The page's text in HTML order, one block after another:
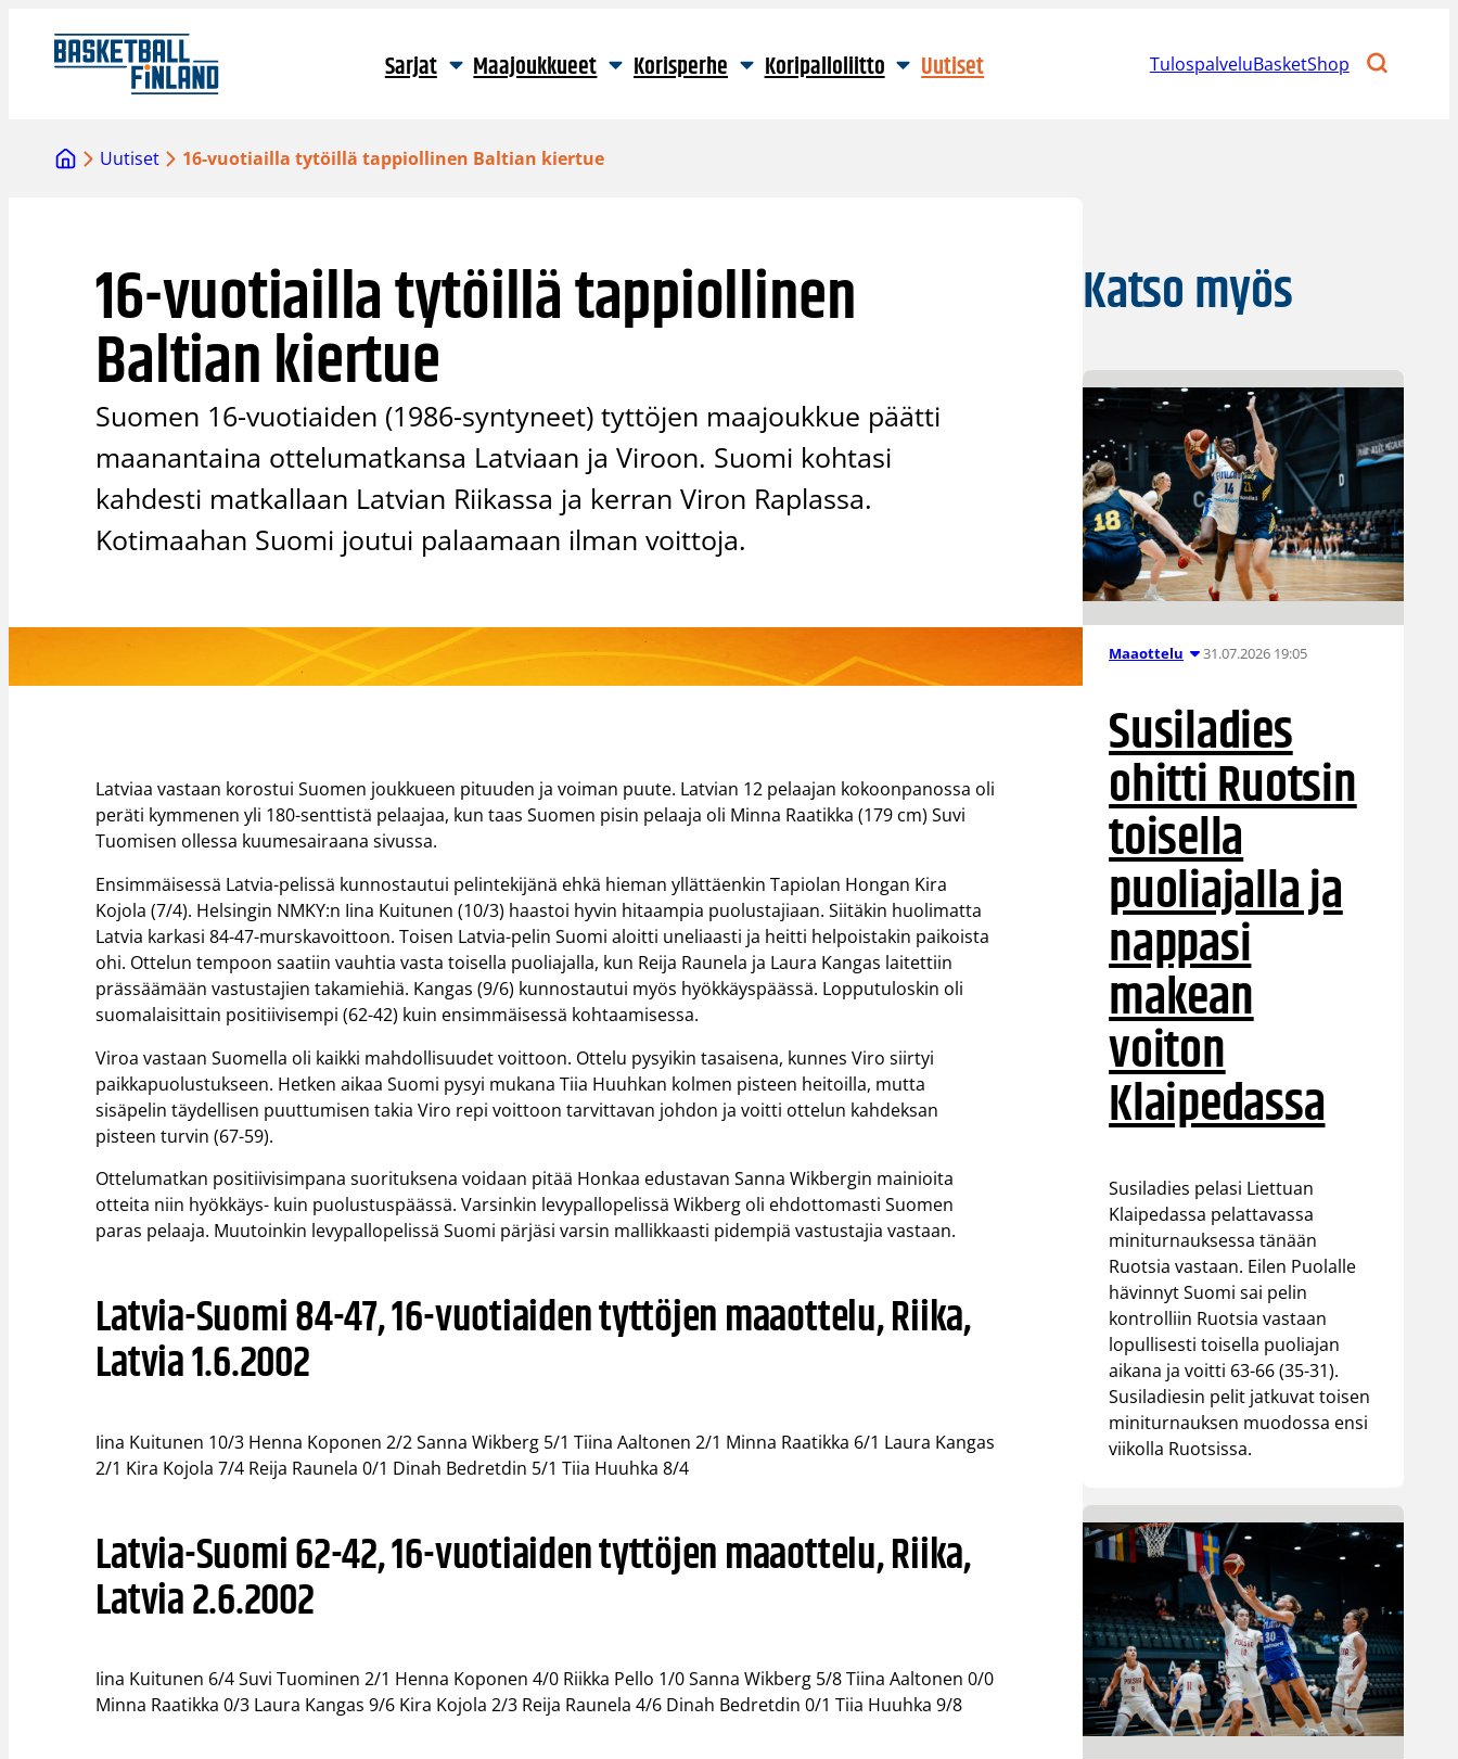
sisältöön
Sarjat Maajoukkueet Korisperhe Koripalloliitto Uutiset TulospalveluBasketShop
Uutiset 16-vuotiailla tytöillä tappiollinen Baltian kiertue
16-vuotiailla tytöillä tappiollinen
Baltian kiertue
Suomen 16-vuotiaiden (1986-syntyneet) tyttöjen maajoukkue päätti
maanantaina ottelumatkansa Latviaan ja Viroon. Suomi kohtasi
kahdesti matkallaan Latvian Riikassa ja kerran Viron Raplassa.
Kotimaahan Suomi joutui palaamaan ilman voittoja.
Latviaa vastaan korostui Suomen joukkueen pituuden ja voiman puute. Latvian 12 pelaajan kokoonpanossa oli
peräti kymmenen yli 180-senttistä pelaajaa, kun taas Suomen pisin pelaaja oli Minna Raatikka (179 cm) Suvi
Tuomisen ollessa kuumesairaana sivussa.
Ensimmäisessä Latvia-pelissä kunnostautui pelintekijänä ehkä hieman yllättäenkin Tapiolan Hongan Kira
Kojola (7/4). Helsingin NMKY:n Iina Kuitunen (10/3) haastoi hyvin hitaampia puolustajiaan. Siitäkin huolimatta
Latvia karkasi 84-47-murskavoittoon. Toisen Latvia-pelin Suomi aloitti uneliaasti ja heitti helpoistakin paikoista
ohi. Ottelun tempoon saatiin vauhtia vasta toisella puoliajalla, kun Reija Raunela ja Laura Kangas laitettiin
prässäämään vastustajien takamiehiä. Kangas (9/6) kunnostautui myös hyökkäyspäässä. Lopputuloskin oli
suomalaisittain positiivisempi (62-42) kuin ensimmäisessä kohtaamisessa.
Viroa vastaan Suomella oli kaikki mahdollisuudet voittoon. Ottelu pysyikin tasaisena, kunnes Viro siirtyi
paikkapuolustukseen. Hetken aikaa Suomi pysyi mukana Tiia Huuhkan kolmen pisteen heitoilla, mutta
sisäpelin täydellisen puuttumisen takia Viro repi voittoon tarvittavan johdon ja voitti ottelun kahdeksan
pisteen turvin (67-59).
Ottelumatkan positiivisimpana suorituksena voidaan pitää Honkaa edustavan Sanna Wikbergin mainioita
otteita niin hyökkäys- kuin puolustuspäässä. Varsinkin levypallopelissä Wikberg oli ehdottomasti Suomen
paras pelaaja. Muutoinkin levypallopelissä Suomi pärjäsi varsin mallikkaasti pidempiä vastustajia vastaan.
Latvia-Suomi 84-47, 16-vuotiaiden tyttöjen maaottelu, Riika,
Latvia 1.6.2002
Iina Kuitunen 10/3 Henna Koponen 2/2 Sanna Wikberg 5/1 Tiina Aaltonen 2/1 Minna Raatikka 6/1 Laura Kangas
2/1 Kira Kojola 7/4 Reija Raunela 0/1 Dinah Bedretdin 5/1 Tiia Huuhka 8/4
Latvia-Suomi 62-42, 16-vuotiaiden tyttöjen maaottelu, Riika,
Latvia 2.6.2002
Iina Kuitunen 6/4 Suvi Tuominen 2/1 Henna Koponen 4/0 Riikka Pello 1/0 Sanna Wikberg 5/8 Tiina Aaltonen 0/0
Minna Raatikka 0/3 Laura Kangas 9/6 Kira Kojola 2/3 Reija Raunela 4/6 Dinah Bedretdin 0/1 Tiia Huuhka 9/8
Katso myös
Maaottelu 31.07.2026 19:05
Susiladies
ohitti Ruotsin
toisella
puoliajalla ja
nappasi
makean
voiton
Klaipedassa
Susiladies pelasi Liettuan
Klaipedassa pelattavassa
miniturnauksessa tänään
Ruotsia vastaan. Eilen Puolalle
hävinnyt Suomi sai pelin
kontrolliin Ruotsia vastaan
lopullisesti toisella puoliajan
aikana ja voitti 63-66 (35-31).
Susiladiesin pelit jatkuvat toisen
miniturnauksen muodossa ensi
viikolla Ruotsissa.